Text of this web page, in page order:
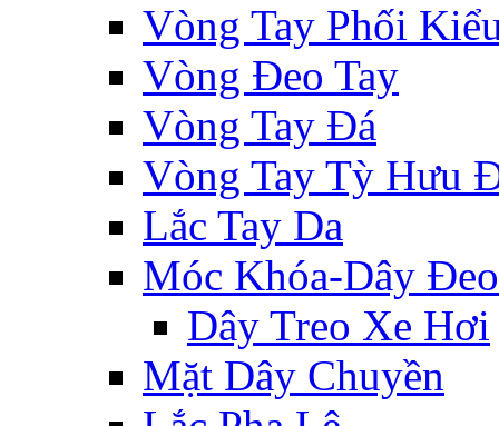
Vòng Tay Phối
Vòng Đeo Tay
Vòng Tay Đá
Vòng Tay Tỳ Hưu
Lắc Tay Da
Móc Khóa-Dây Đeo
Dây Treo Xe Hơi
Mặt Dây Chuyền